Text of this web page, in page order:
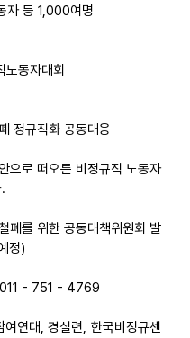
자 등 1,000여명
동자대회
정규직화 공동대응
으로 떠오른 비정규직 노동자
폐를 위한 공동대책위원회 발
정)
011 - 751 - 4769
연대, 경실련, 한국비정규센